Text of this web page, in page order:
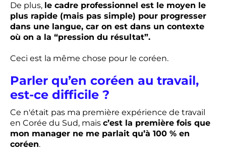
De plus, le cadre professionnel est le moyen le
plus rapide (mais pas simple) pour progresser
dans une langue, car on est dans un contexte
où on a la “pression du résultat”.
Ceci est la même chose pour le coréen.
Parler qu’en coréen au travail,
est-ce difficile ?
Ce n'était pas ma première expérience de travail
en Corée du Sud, mais c’est la première fois que
mon manager ne me parlait qu’à 100 % en
coréen.